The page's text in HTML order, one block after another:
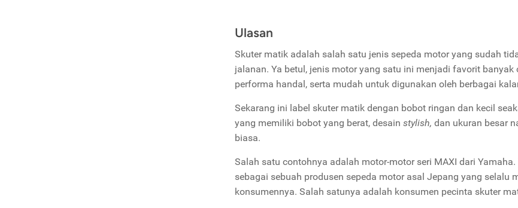
Ulasan
Skuter matik adalah salah satu jenis sepeda motor yang sudah
jalanan. Ya betul, jenis motor yang satu ini menjadi favorit
performa handal, serta mudah untuk digunakan oleh berbagai
Sekarang ini label skuter matik dengan bobot ringan dan kecil
yang memiliki bobot yang berat, desain stylish, dan ukuran besar
biasa.
Salah satu contohnya adalah motor-motor seri MAXI dari
sebagai sebuah produsen sepeda motor asal Jepang yang selalu
konsumennya. Salah satunya adalah konsumen pecinta skuter